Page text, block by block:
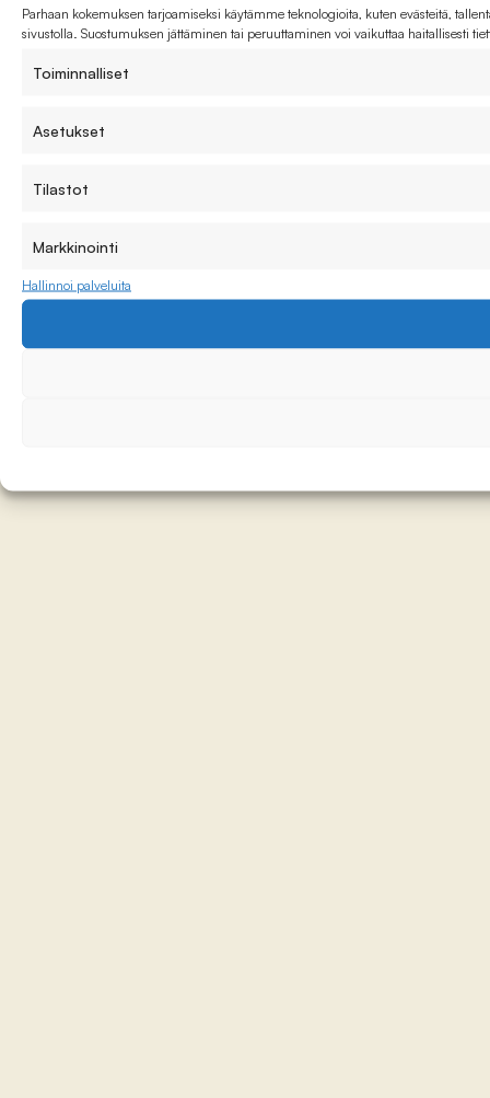
Parhaan kokemuksen tarjoamiseksi käytämme teknologioita, kuten evästeitä,
sivustolla. Suostumuksen jättäminen tai peruuttaminen voi vaikuttaa haitallisesti
Toiminnalliset
Asetukset
Tilastot
Markkinointi
Hallinnoi palveluita